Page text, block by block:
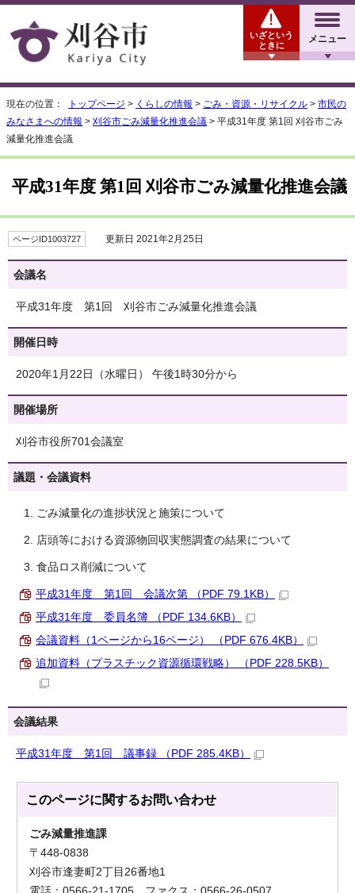
メニュー
いざという
ときに
現在の位置： トップページ > くらしの情報 > ごみ・資源・リサイクル > 市民の
みなさまへの情報 > 刈谷市ごみ減量化推進会議 > 平成31年度 第1回 刈谷市ごみ
減量化推進会議
平成31年度 第1回 刈谷市ごみ減量化推進会議
ページID1003727 更新日 2021年2月25日
会議名
平成31年度 第1回 刈谷市ごみ減量化推進会議
開催日時
2020年1月22日（水曜日） 午後1時30分から
開催場所
刈谷市役所701会議室
議題・会議資料
ごみ減量化の進捗状況と施策について
店頭等における資源物回収実態調査の結果について
食品ロス削減について
平成31年度 第1回 会議次第 （PDF 79.1KB）
平成31年度 委員名簿 （PDF 134.6KB）
会議資料（1ページから16ページ） （PDF 676.4KB）
追加資料（プラスチック資源循環戦略） （PDF 228.5KB）
会議結果
平成31年度 第1回 議事録 （PDF 285.4KB）
このページに関するお問い合わせ
ごみ減量推進課
〒448-0838
刈谷市逢妻町2丁目26番地1